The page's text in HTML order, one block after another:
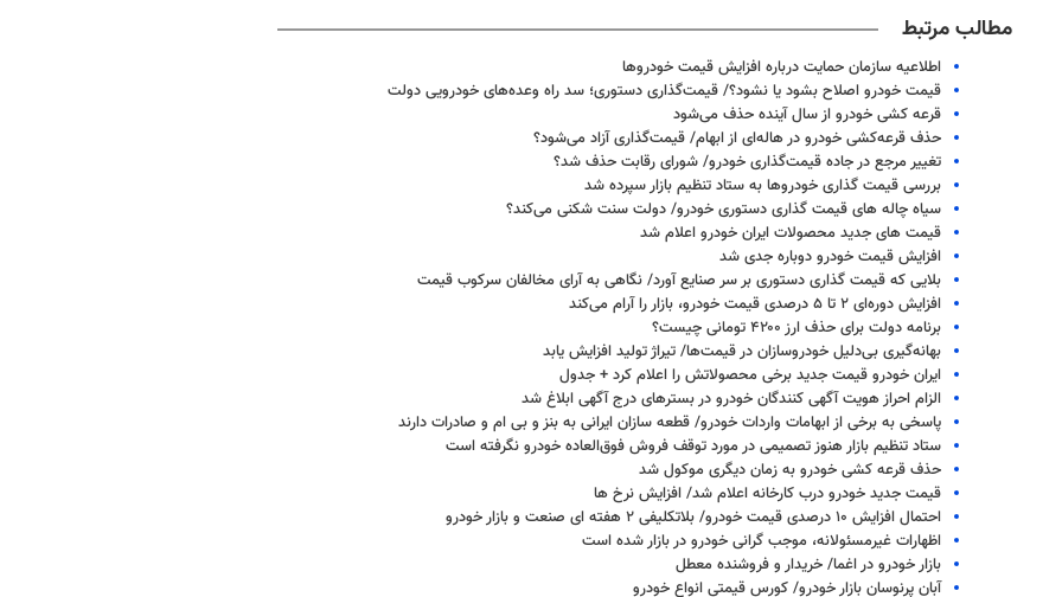
مطالب مرتبط
اطلاعیه سازمان حمایت درباره افزایش قیمت خودروها
قیمت خودرو اصلاح بشود یا نشود؟/ قیمت‌گذاری دستوری؛ سد راه وعده‌های خودرویی دولت
قرعه کشی خودرو از سال آینده حذف می‌شود
حذف قرعه‌کشی خودرو در هاله‌ای از ابهام/ قیمت‌گذاری آزاد می‌شود؟
تغییر مرجع در جاده قیمت‌گذاری خودرو/ شورای رقابت حذف شد؟
بررسی قیمت گذاری خودروها به ستاد تنظیم بازار سپرده شد
سیاه چاله های قیمت گذاری دستوری خودرو/ دولت سنت شکنی می‌کند؟
قیمت های جدید محصولات ایران خودرو اعلام شد
افزایش قیمت خودرو دوباره جدی شد
بلایی که قیمت گذاری دستوری بر سر صنایع آورد/ نگاهی به آرای مخالفان سرکوب قیمت
افزایش دوره‌ای ۲ تا ۵ درصدی قیمت خودرو، بازار را آرام می‌کند
برنامه دولت برای حذف ارز ۴۲۰۰ تومانی چیست؟
بهانه‌گیری بی‌دلیل خودروسازان در قیمت‌ها/ تیراژ تولید افزایش یابد
ایران خودرو قیمت جدید برخی محصولاتش را اعلام کرد + جدول
الزام احراز هویت آگهی کنندگان خودرو در بسترهای درج آگهی ابلاغ شد
پاسخی به برخی از ابهامات واردات خودرو/ قطعه سازان ایرانی به بنز و بی ام و صادرات دارند
ستاد تنظیم بازار هنوز تصمیمی در مورد توقف فروش فوق‌العاده خودرو نگرفته است
حذف قرعه کشی خودرو به زمان دیگری موکول شد
قیمت جدید خودرو درب کارخانه اعلام شد/ افزایش نرخ ها
احتمال افزایش ۱۰ درصدی قیمت خودرو/ بلاتکلیفی ۲ هفته ای صنعت و بازار خودرو
اظهارات غیرمسئولانه، موجب گرانی خودرو در بازار شده است
بازار خودرو در اغما/ خریدار و فروشنده معطل
آبان پرنوسان بازار خودرو/ کورس قیمتی انواع خودرو